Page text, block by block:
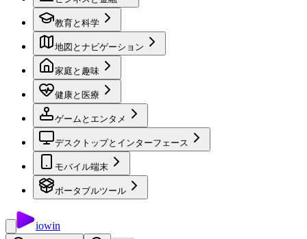
教育と科学
地図とナビゲーション
家庭と趣味
健康と医療
ゲームとエンタメ
デスクトップとインターフェース
モバイル端末
ポータブルツール
iowin